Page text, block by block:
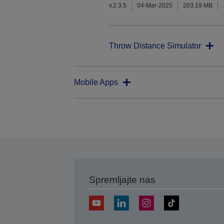
v.2.3.5 04-Mar-2025 203.19 MB
Throw Distance Simulator
Mobile Apps
Spremljajte nas